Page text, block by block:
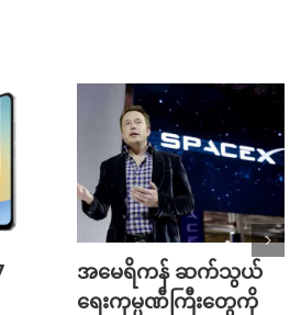
အမေရိကန် ဆက်သွယ်
ရေးကုမ္ပဏီကြီးတွေကို